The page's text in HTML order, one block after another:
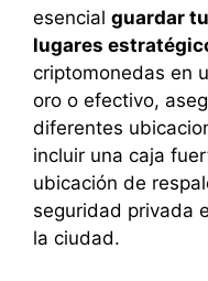
esencial guardar
lugares
criptomonedas en
oro o efectivo,
diferentes
incluir una caja
ubicación de
seguridad privada
la ciudad.